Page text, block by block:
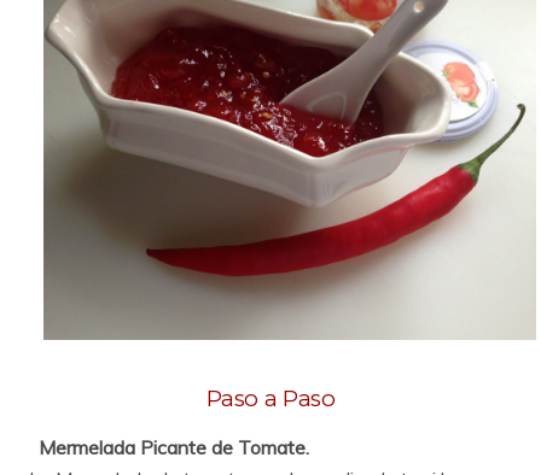
Paso a Paso
Mermelada Picante de Tomate.